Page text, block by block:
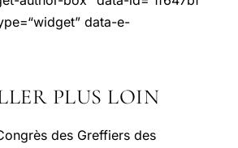
data-e-
PLUS LOIN
des Greffiers des